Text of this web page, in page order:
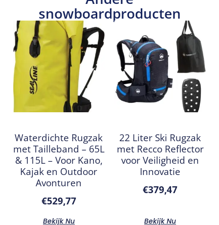
snowboardproducten
Waterdichte Rugzak
met Tailleband – 65L
& 115L – Voor Kano,
Kajak en Outdoor
Avonturen
€529,77
Bekijk Nu
22 Liter Ski Rugzak
met Recco Reflector
voor Veiligheid en
Innovatie
€379,47
Bekijk Nu